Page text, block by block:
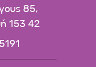
85,
153 42